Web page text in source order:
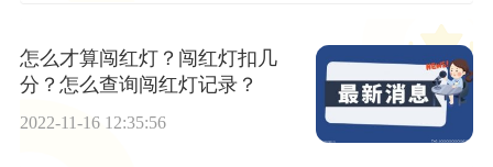
怎么才算闯红灯？闯红灯扣几
分？怎么查询闯红灯记录？
2022-11-16 12:35:56